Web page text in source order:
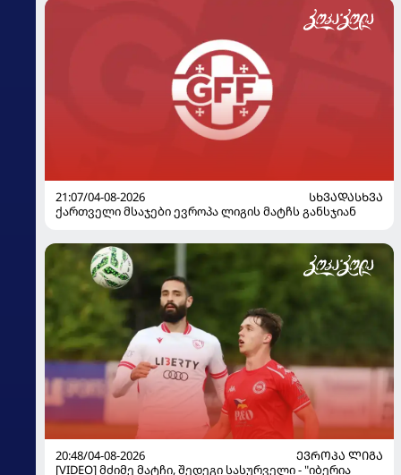
21:07/04-08-2026
ᲡᲮᲕᲐᲓᲐᲡᲮᲕᲐ
ქართველი მსაჯები ევროპა ლიგის მატჩს განსჯიან
20:48/04-08-2026
ᲔᲕᲠᲝᲞᲐ ᲚᲘᲒᲐ
[VIDEO] მძიმე მატჩი, შედეგი სასურველი - "იბერია